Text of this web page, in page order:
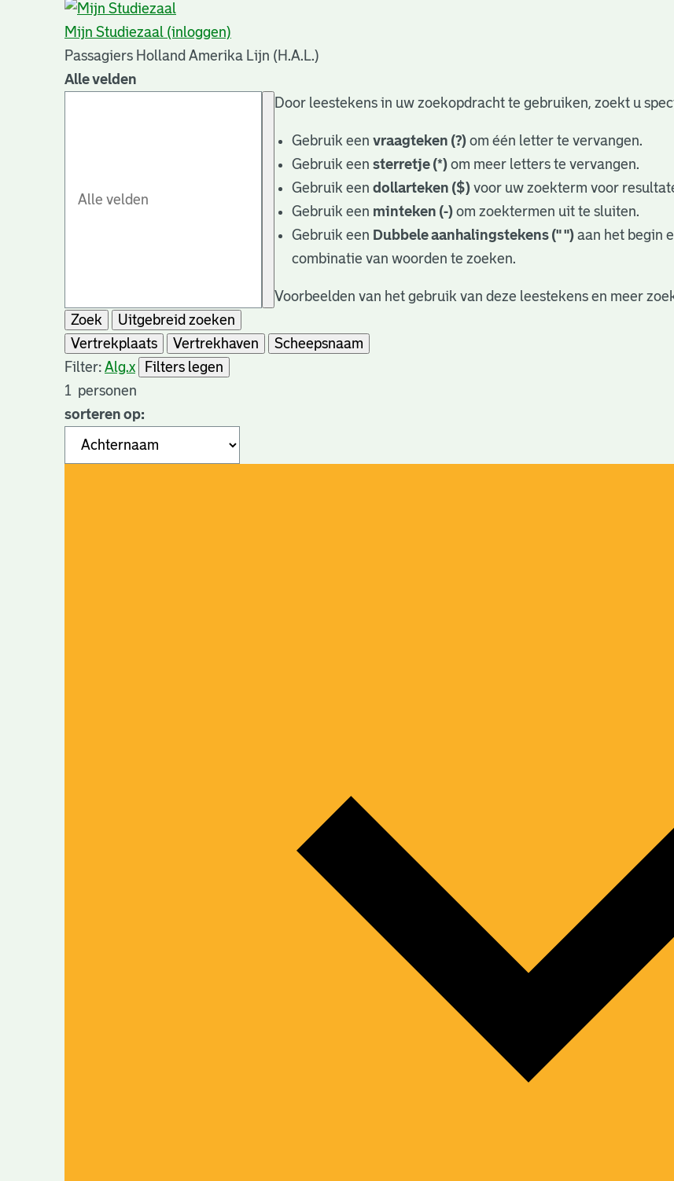
Mijn Studiezaal (inloggen)
Passagiers Holland Amerika Lijn (H.A.L.)
Alle velden
Door leestekens in uw zoekopdracht te gebruiken, zoekt u
Gebruik eenvraagteken (?) om één letter te vervangen.
Gebruik eensterretje (*) om meer letters te vervangen.
Gebruik eendollarteken ($) voor uw zoekterm voor
Gebruik een minteken (-) om zoektermen uit te sluiten.
Gebruik een Dubbele aanhalingstekens (" ") aan het begin
combinatie van woorden te zoeken.
Voorbeelden van het gebruik van deze leestekens en meer
Zoek
Uitgebreid zoeken
Vertrekplaats
Vertrekhaven
Scheepsnaam
Filter: Alg.x
Filters legen
1 personen
sorteren op: